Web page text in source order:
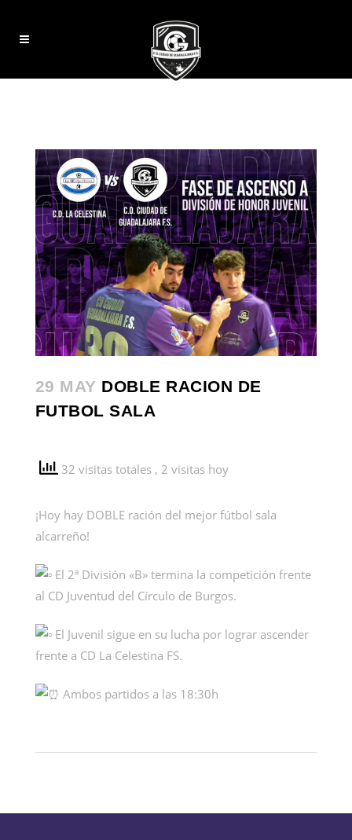
29 MAY DOBLE RACION DE
FUTBOL SALA
32 visitas totales , 2 visitas hoy
¡Hoy hay DOBLE ración del mejor fútbol sala
alcarreño!
El 2ª División «B» termina la competición frente
al CD Juventud del Círculo de Burgos.
El Juvenil sigue en su lucha por lograr ascender
frente a CD La Celestina FS.
Ambos partidos a las 18:30h